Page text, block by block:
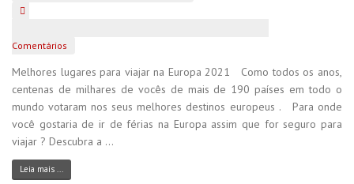
Comentários
Melhores lugares para viajar na Europa 2021 Como todos os anos,
centenas de milhares de vocês de mais de 190 países em todo o
mundo votaram nos seus melhores destinos europeus . Para onde
você gostaria de ir de férias na Europa assim que for seguro para
viajar ? Descubra a ...
Leia mais ...